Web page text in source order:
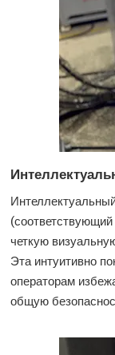
(соответствующий
четкую
Эта интуитивно
операторам
общую